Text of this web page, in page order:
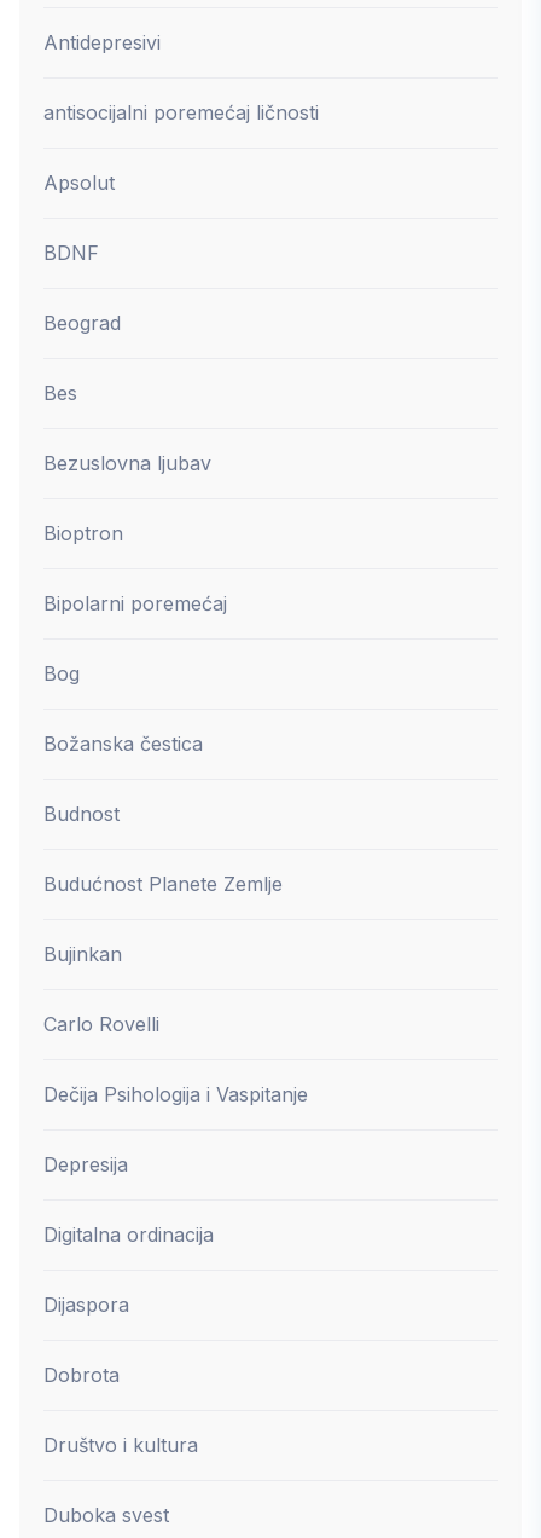
Antidepresivi
antisocijalni poremećaj ličnosti
Apsolut
BDNF
Beograd
Bes
Bezuslovna ljubav
Bioptron
Bipolarni poremećaj
Bog
Božanska čestica
Budnost
Budućnost Planete Zemlje
Bujinkan
Carlo Rovelli
Dečija Psihologija i Vaspitanje
Depresija
Digitalna ordinacija
Dijaspora
Dobrota
Društvo i kultura
Duboka svest